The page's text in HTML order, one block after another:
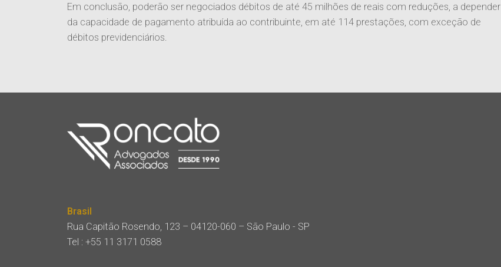
Em conclusão, poderão ser negociados débitos de até 45 milhões de reais com reduções, a depender
da capacidade de pagamento atribuída ao contribuinte, em até 114 prestações, com exceção de
débitos previdenciários.
Brasil
Rua Capitão Rosendo, 123 – 04120-060 – São Paulo - SP
Tel : +55 11 3171 0588